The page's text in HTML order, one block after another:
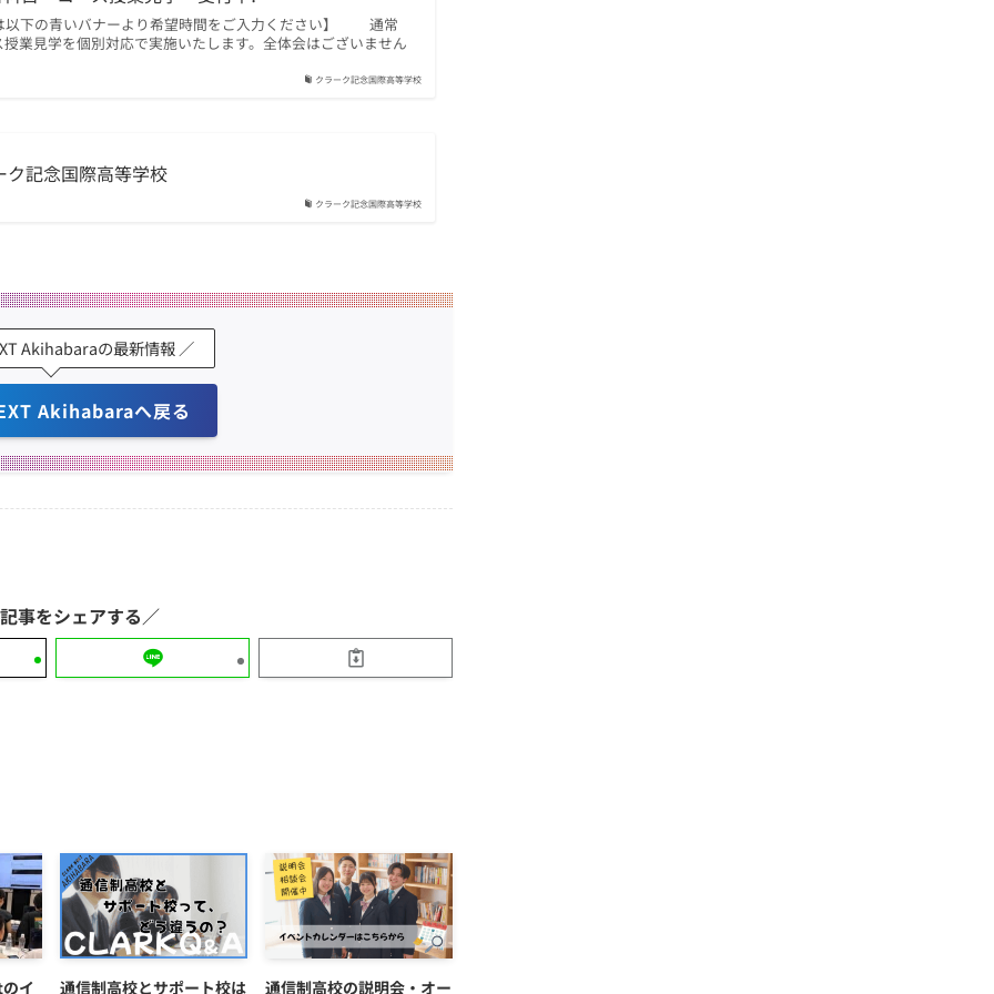
クラーク記念国際高等学校
以下の青いバナーより希望時間をご入力ください】 通常
業見学を個別対応で実施いたします。全体会はございません
クラーク記念国際高等学校
ク記念国際高等学校
Akihabaraの最新情報 ／
Akihabaraへ戻る
イ 通信制高校とサポート校は 通信制高校の説明会・オー